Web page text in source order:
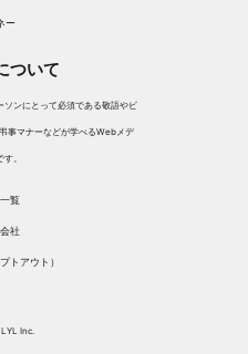
ー
ついて
ソンにとって必須である敬語やビ
事マナーなどが学べるWebメデ
す。
覧
社
トアウト）
Inc.